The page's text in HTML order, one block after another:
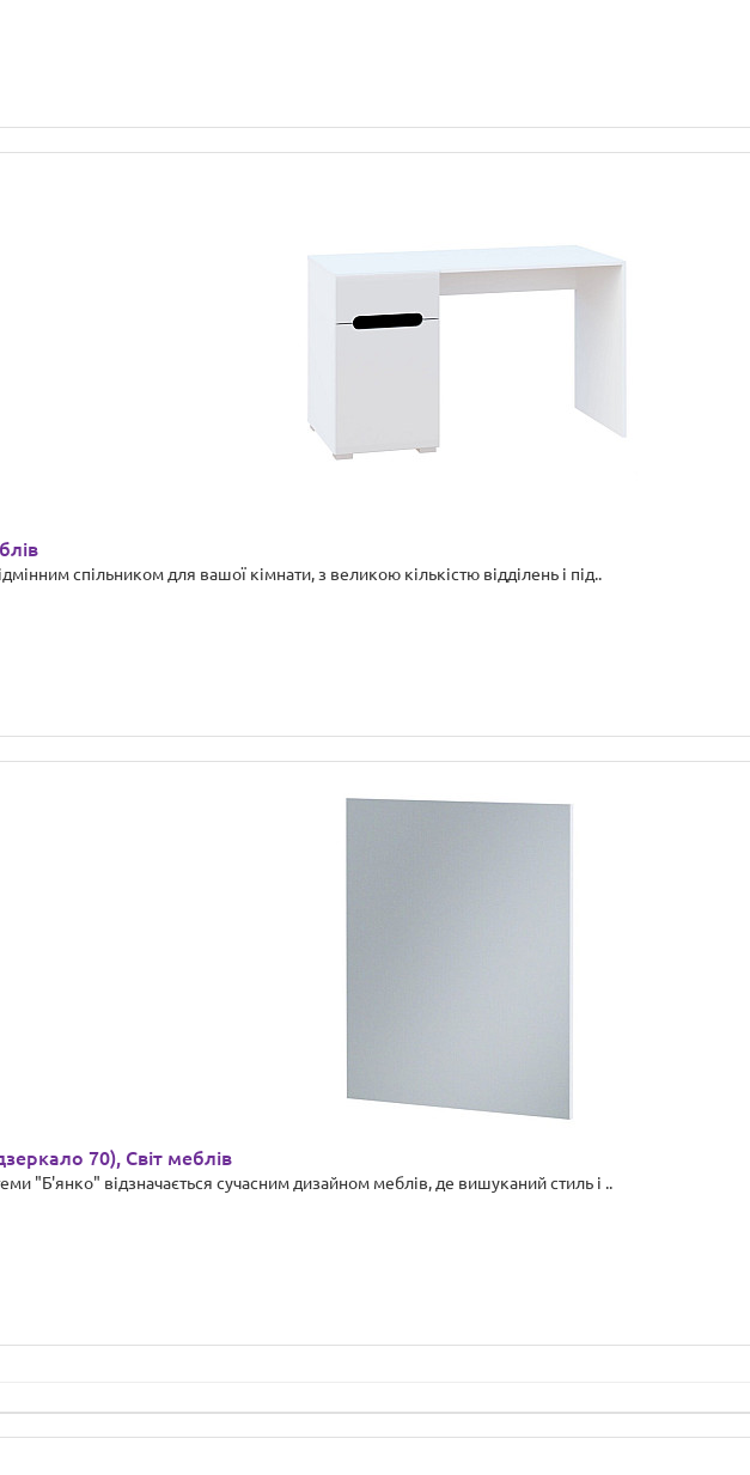
спільником для вашої кімнати, з великою кількістю відділень і під..
70), Світ меблів
"Б'янко" відзначається сучасним дизайном меблів, де вишуканий стиль і ..